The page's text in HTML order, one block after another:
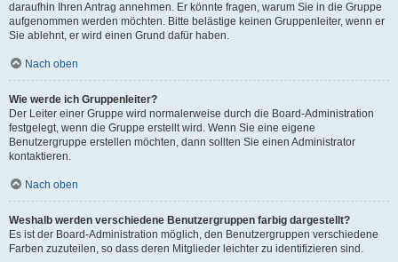
daraufhin Ihren Antrag annehmen. Er könnte fragen, warum Sie in die Gruppe
aufgenommen werden möchten. Bitte belästige keinen Gruppenleiter, wenn er
Sie ablehnt, er wird einen Grund dafür haben.
Nach oben
Wie werde ich Gruppenleiter?
Der Leiter einer Gruppe wird normalerweise durch die Board-Administration
festgelegt, wenn die Gruppe erstellt wird. Wenn Sie eine eigene
Benutzergruppe erstellen möchten, dann sollten Sie einen Administrator
kontaktieren.
Nach oben
Weshalb werden verschiedene Benutzergruppen farbig dargestellt?
Es ist der Board-Administration möglich, den Benutzergruppen verschiedene
Farben zuzuteilen, so dass deren Mitglieder leichter zu identifizieren sind.